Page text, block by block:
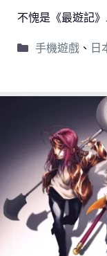
不愧是《最遊記
手機遊戲、 日